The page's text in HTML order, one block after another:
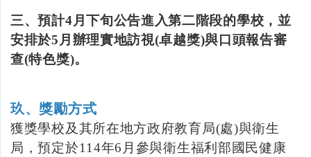
三、預計4月下旬公告進入第二階段的學校，並
安排於5 月辦理實地訪視(卓越獎)與口頭報告審
查(特色獎)。
玖、獎勵方式
獲獎學校及其所在地方政府教育局(處)與衛生
局，預定於114年6 月參與衛生福利部國民健康